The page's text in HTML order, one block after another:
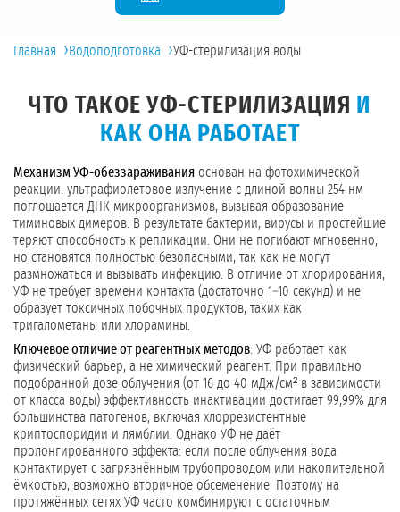
Главная ›Водоподготовка ›УФ-стерилизация воды
ЧТО ТАКОЕ УФ-СТЕРИЛИЗАЦИЯ И
КАК ОНА РАБОТАЕТ
Механизм УФ-обеззараживания основан на фотохимической
реакции: ультрафиолетовое излучение с длиной волны 254 нм
поглощается ДНК микроорганизмов, вызывая образование
тиминовых димеров. В результате бактерии, вирусы и простейшие
теряют способность к репликации. Они не погибают мгновенно,
но становятся полностью безопасными, так как не могут
размножаться и вызывать инфекцию. В отличие от хлорирования,
УФ не требует времени контакта (достаточно 1–10 секунд) и не
образует токсичных побочных продуктов, таких как
тригалометаны или хлорамины.
Ключевое отличие от реагентных методов: УФ работает как
физический барьер, а не химический реагент. При правильно
подобранной дозе облучения (от 16 до 40 мДж/см² в зависимости
от класса воды) эффективность инактивации достигает 99,99% для
большинства патогенов, включая хлоррезистентные
криптоспоридии и лямблии. Однако УФ не даёт
пролонгированного эффекта: если после облучения вода
контактирует с загрязнённым трубопроводом или накопительной
ёмкостью, возможно вторичное обсеменение. Поэтому на
протяжённых сетях УФ часто комбинируют с остаточным